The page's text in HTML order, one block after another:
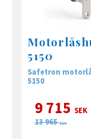
5150
Safetron
5150
9 715 SEK
13 965 SEK